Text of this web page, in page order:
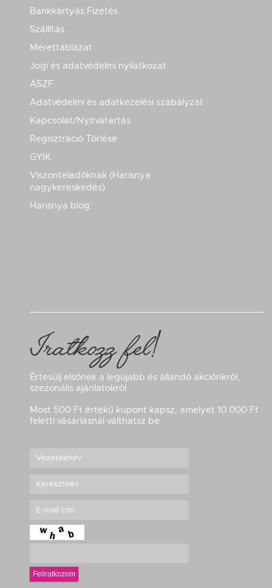
Bankkártyás Fizetés
Szállítás
Mérettáblázat
Jogi és adatvédelmi nyilatkozat
ÁSZF
Adatvédelmi és adatkezelési szabályzat
Kapcsolat/Nyitvatartás
Regisztráció Törlése
GYIK
Viszonteladóknak (Harisnya
nagykereskedés)
Harisnya blog
Iratkozz fel!
Értesülj elsőnek a legújabb és állandó akciónkról,
szezonális ajánlatokról.
Most 500 Ft értékű kupont kapsz, amelyet 10.000 Ft
feletti vásárlásnál válthatsz be.
Feliratkozom